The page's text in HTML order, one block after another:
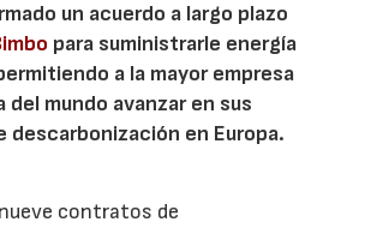
un acuerdo a largo plazo
para suministrarle energía
a la mayor empresa
del mundo avanzar en sus
descarbonización en Europa.
contratos de